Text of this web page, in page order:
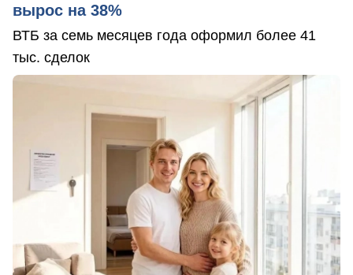
вырос на 38%
ВТБ за семь месяцев года оформил более 41
тыс. сделок